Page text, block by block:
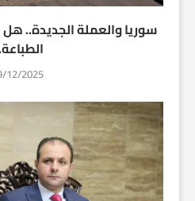
سوريا والعملة الجديدة..
12/2025